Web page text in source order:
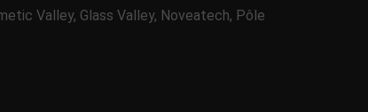
Valley, Glass Valley, Noveatech, Pôle